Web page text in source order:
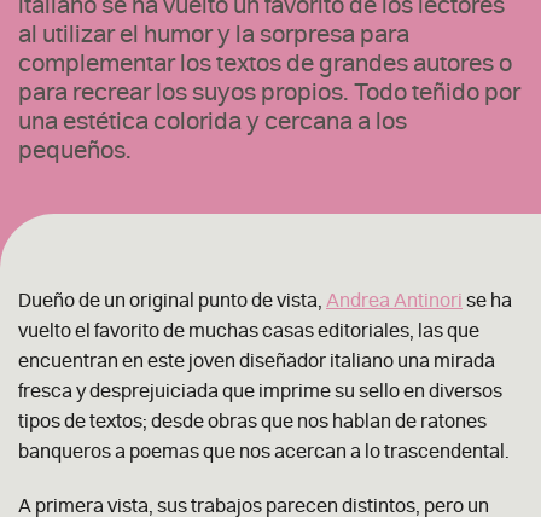
italiano se ha vuelto un favorito de los lectores
al utilizar el humor y la sorpresa para
complementar los textos de grandes autores o
para recrear los suyos propios. Todo teñido por
una estética colorida y cercana a los
pequeños.
Dueño de un original punto de vista, Andrea Antinori se ha
vuelto el favorito de muchas casas editoriales, las que
encuentran en este joven diseñador italiano una mirada
fresca y desprejuiciada que imprime su sello en diversos
tipos de textos; desde obras que nos hablan de ratones
banqueros a poemas que nos acercan a lo trascendental.
A primera vista, sus trabajos parecen distintos, pero un